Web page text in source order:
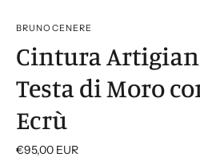
BRUNOCENERE
Cintura
Testa di Moro
Ecrù
€95,00 EUR